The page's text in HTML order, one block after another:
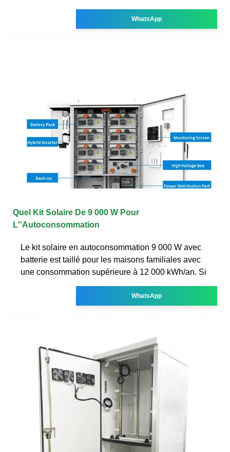
WhatsApp
Quel Kit Solaire De 9 000 W Pour
L''Autoconsommation
Le kit solaire en autoconsommation 9 000 W avec
batterie est taillé pour les maisons familiales avec
une consommation supérieure à 12 000 kWh/an. Si
WhatsApp